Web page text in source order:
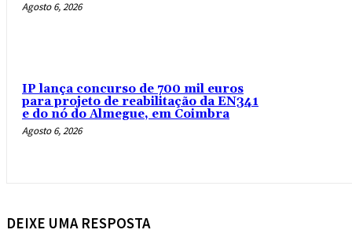
Agosto 6, 2026
IP lança concurso de 700 mil euros
para projeto de reabilitação da EN341
e do nó do Almegue, em Coimbra
Agosto 6, 2026
DEIXE UMA RESPOSTA